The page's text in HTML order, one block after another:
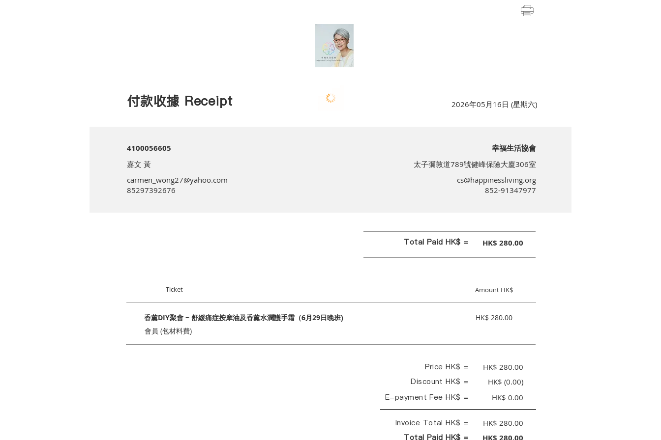
付款收據 Receipt 2026年05月16日 (星期六)
4100056605
嘉文 黃
carmen_wong27@yahoo.com
85297392676
幸福生活協會
太子彌敦道789號健峰保險大廈306室
cs@happinessliving.org
852-91347977
Total Paid HK$ = HK$ 280.00
Ticket Amount HK$
香薰DIY聚會 ~ 舒緩痛症按摩油及香薰水潤護手霜（6月29日晚班)
HK$ 280.00
會員 (包材料費)
Price HK$ = HK$ 280.00
Discount HK$ = HK$ (0.00)
E-payment Fee HK$ = HK$ 0.00
Invoice Total HK$ = HK$ 280.00
Total Paid HK$ = HK$ 280.00